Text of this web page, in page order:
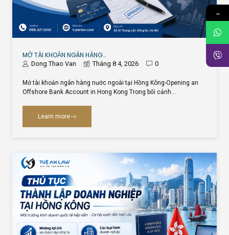
MỞ TÀI KHOẢN NGÂN HÀNG…
Dong Thao Van Tháng 8 4, 2026 0
Mở tài khoản ngân hàng nước ngoài tại Hồng Kông-Opening an
Offshore Bank Account in Hong Kong Trong bối cảnh…
Learn more
→